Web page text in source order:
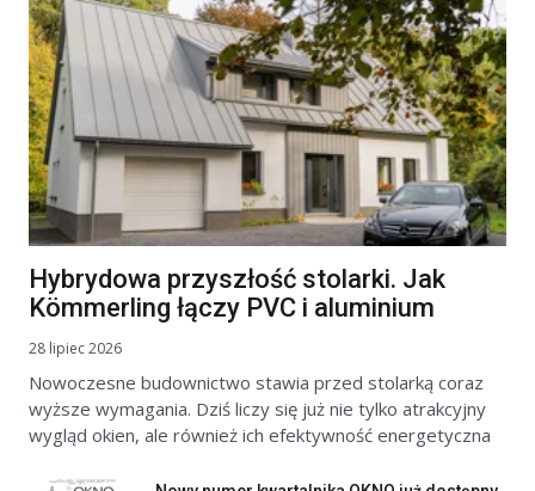
Hybrydowa przyszłość stolarki. Jak
Kömmerling łączy PVC i aluminium
28 lipiec 2026
Nowoczesne budownictwo stawia przed stolarką coraz
wyższe wymagania. Dziś liczy się już nie tylko atrakcyjny
wygląd okien, ale również ich efektywność energetyczna